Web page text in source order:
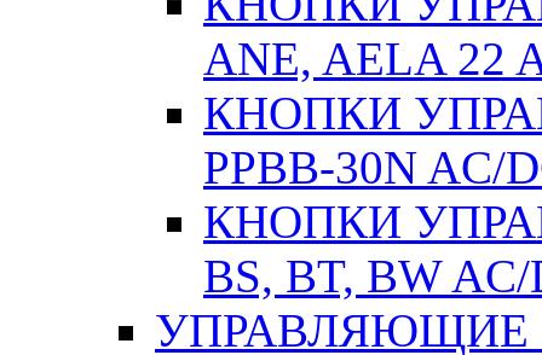
ANE, AELA 22
КНОПКИ
РPВВ-30N AC/
КНОПКИ
BS, BT, BW AC/
УПРАВЛЯЮЩИЕ